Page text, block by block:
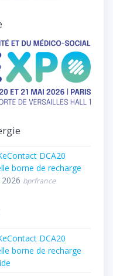
DCA20
borne de recharge
bprfrance
DCA20
borne de recharge